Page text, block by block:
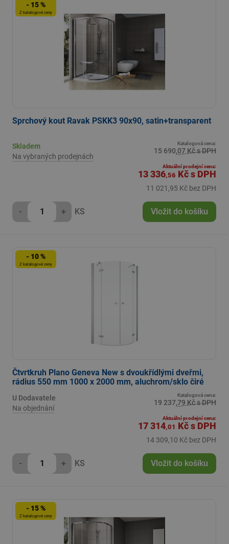
- 15 %
Z katalogové ceny
Sprchový kout Ravak PSKK3 90x90, satin+transparent
Skladem
Na vybraných prodejnách
Katalogová cena:
15 690,07 Kč s DPH
Aktuální prodejní cena:
13 336,56 Kčs DPH
11 021,95 Kč bez DPH
- + KS Vložit do košíku
- 10 %
Z katalogové ceny
Čtvrtkruh Plano Geneva New s dvoukřídlými dveřmi,
rádius 550 mm 1000 x 2000 mm, aluchrom/sklo čiré
U Dodavatele
Na objednání
Katalogová cena:
19 237,79 Kč s DPH
Aktuální prodejní cena:
17 314,01 Kčs DPH
14 309,10 Kč bez DPH
- + KS Vložit do košíku
- 15 %
Z katalogové ceny